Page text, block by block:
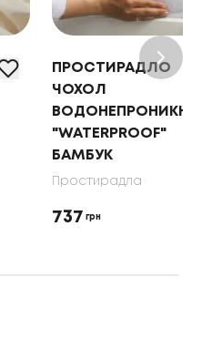
ПРОСТИРАДЛО
ЧОХОЛ
ВОДОНЕПРОНИКНИЙ
"WATERPROOF"
БАМБУК
Простирадла
737 грн